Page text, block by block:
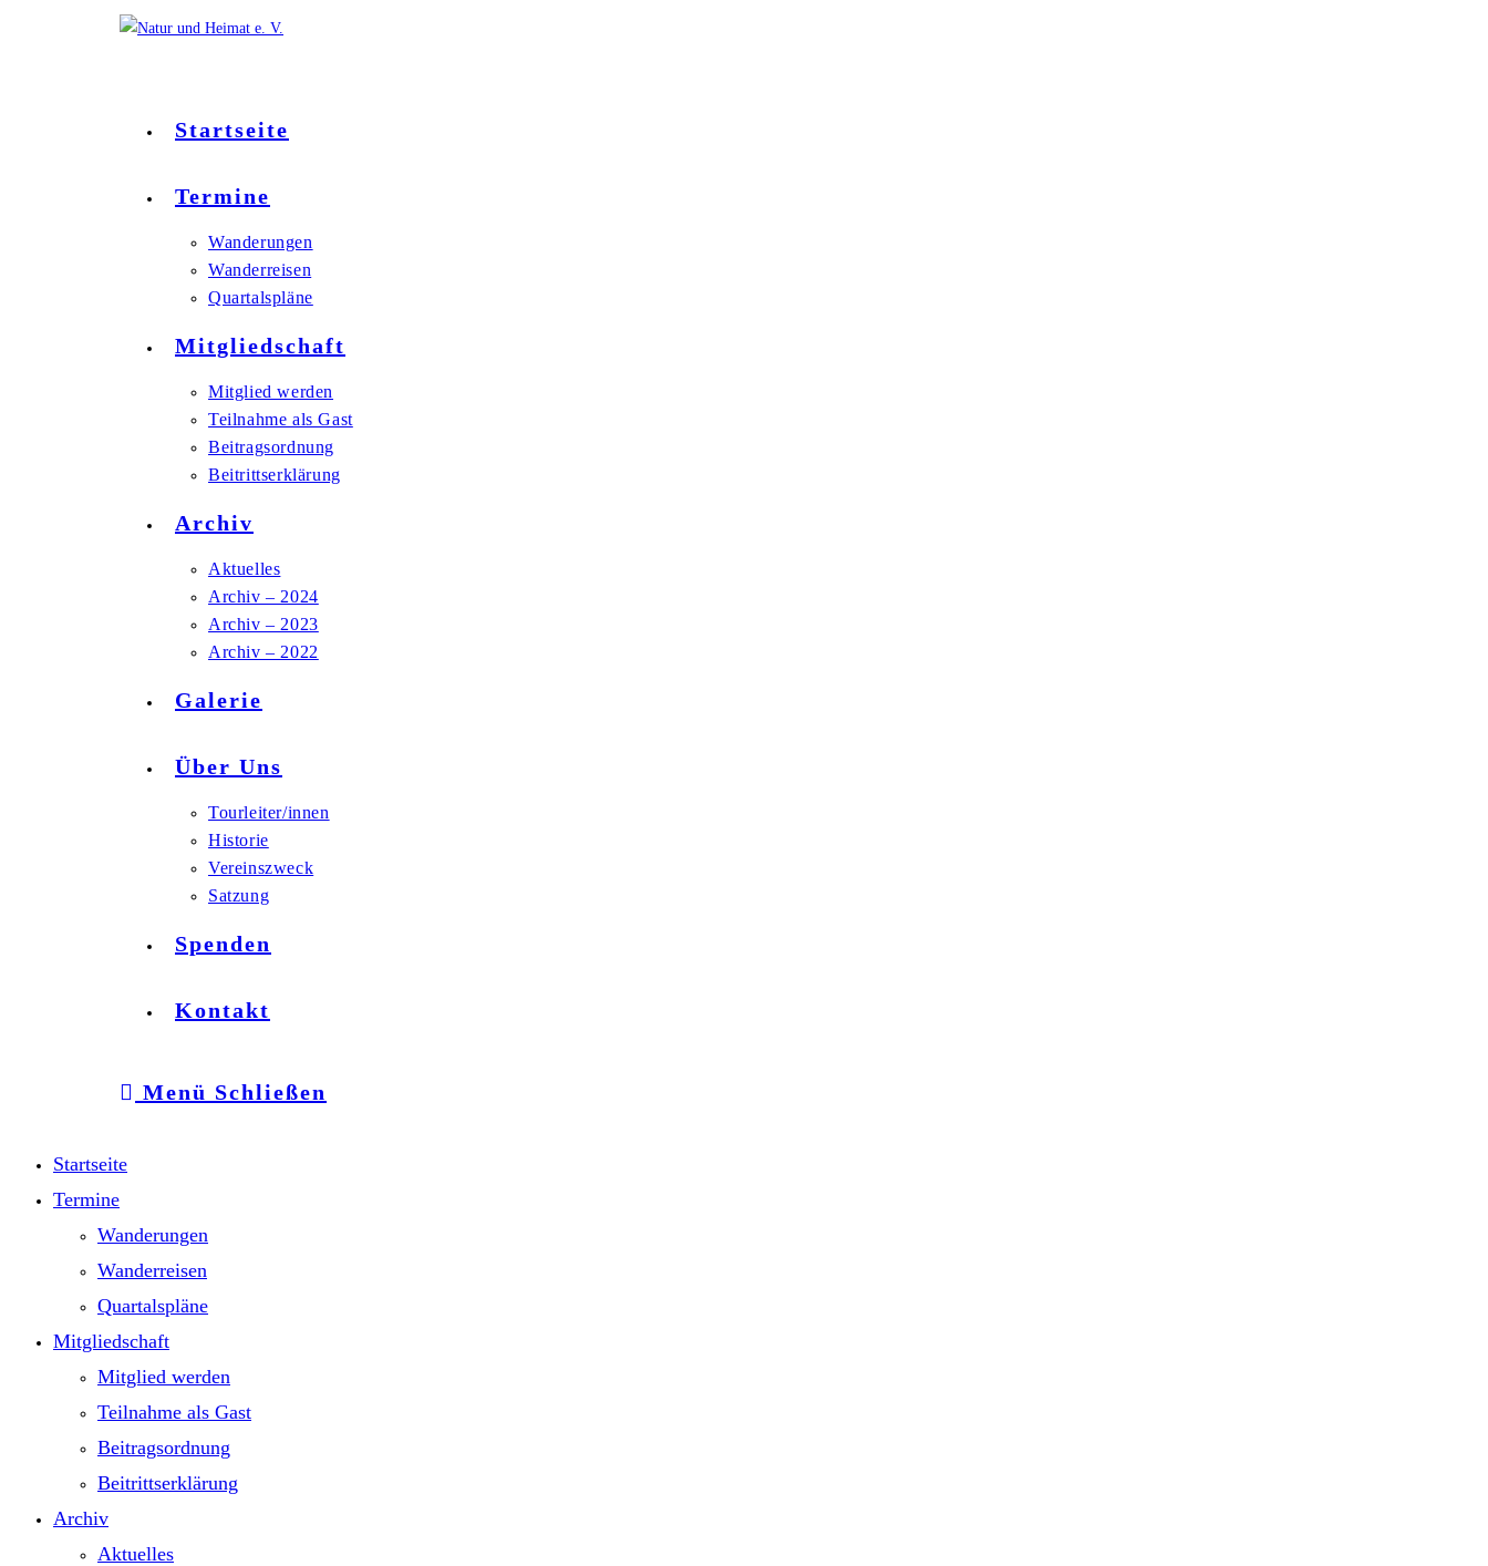
Startseite
Termine
Wanderungen
Wanderreisen
Quartalspläne
Mitgliedschaft
Mitglied werden
Teilnahme als Gast
Beitragsordnung
Beitrittserklärung
Archiv
Aktuelles
Archiv – 2024
Archiv – 2023
Archiv – 2022
Galerie
Über Uns
Tourleiter/innen
Historie
Vereinszweck
Satzung
Spenden
Kontakt
Menü Schließen
Startseite
Termine
Wanderungen
Wanderreisen
Quartalspläne
Mitgliedschaft
Mitglied werden
Teilnahme als Gast
Beitragsordnung
Beitrittserklärung
Archiv
Aktuelles